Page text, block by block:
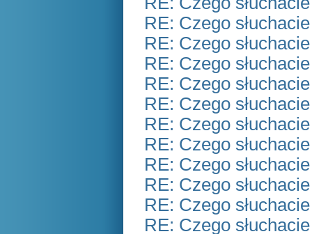
RE: Czego
RE: Czego
RE: Czego
RE: Czego
RE: Czego
RE: Czego
RE: Czego
RE: Czego
RE: Czego
RE: Czego
RE: Czego